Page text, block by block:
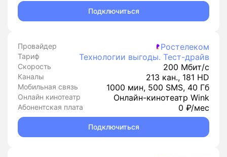
Подключиться
Провайдер Ростелеком
Тариф Технологии выгоды. Тест-драйв
Скорость 200 Мбит/с
Каналы 213 кан., 181 HD
Мобильная связь 1000 мин, 500 SMS, 40 Гб
Онлайн кинотеатр Онлайн-кинотеатр Wink
Абонентская плата 0 ₽/мес
Подключиться